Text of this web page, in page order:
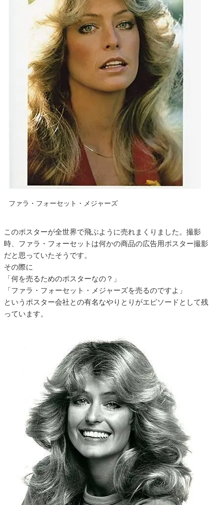
ファラ・フォーセット・メジャーズ
このポスターが全世界で飛ぶように売れまくりました。撮影
時、ファラ・フォーセットは何かの商品の広告用ポスター撮影
だと思っていたそうです。
その際に
「何を売るためのポスターなの？」
「ファラ・フォーセット・メジャーズを売るのですよ」
というポスター会社との有名なやりとりがエピソードとして残
っています。